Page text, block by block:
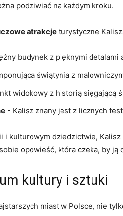
podziwiać na ⁢każdym ​kroku.
atrakcje turystyczne
budynek​ z pięknymi detalami
świątynia⁢ z‌
⁢widokowy⁤ z historią ‍sięgającą
-⁤ Kalisz znany ‍jest z licznych
​i kulturowym dziedzictwie,
opowieść,​ która czeka, by ją
kultury i sztuki
miast w⁤ Polsce, nie